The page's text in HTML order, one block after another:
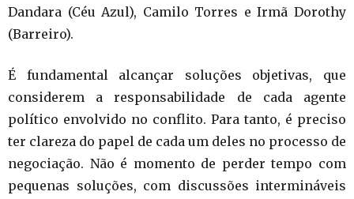
Dandara (Céu Azul), Camilo Torres e Irmã Dorothy
(Barreiro).
É fundamental alcançar soluções objetivas, que
considerem a responsabilidade de cada agente
político envolvido no conflito. Para tanto, é preciso
ter clareza do papel de cada um deles no processo de
negociação. Não é momento de perder tempo com
pequenas soluções, com discussões intermináveis